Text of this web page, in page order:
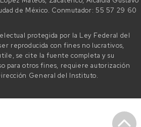
de México. Conmutador: 55 57 29 60
protegida por la Ley Federal del
reproducida con fines no lucrativos,
se cite la fuente completa y su
para otros fines, requiere autorización
General del Instituto.